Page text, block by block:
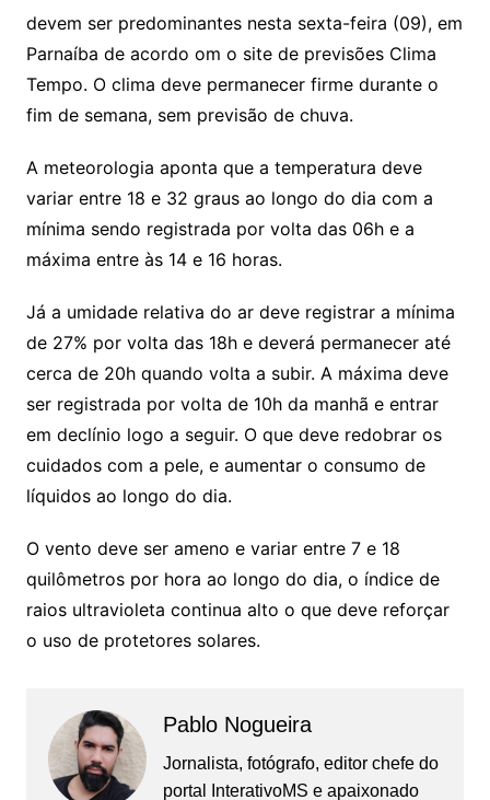
devem ser predominantes nesta sexta-feira (09), em
Parnaíba de acordo om o site de previsões Clima
Tempo. O clima deve permanecer firme durante o
fim de semana, sem previsão de chuva.
A meteorologia aponta que a temperatura deve
variar entre 18 e 32 graus ao longo do dia com a
mínima sendo registrada por volta das 06h e a
máxima entre às 14 e 16 horas.
Já a umidade relativa do ar deve registrar a mínima
de 27% por volta das 18h e deverá permanecer até
cerca de 20h quando volta a subir. A máxima deve
ser registrada por volta de 10h da manhã e entrar
em declínio logo a seguir. O que deve redobrar os
cuidados com a pele, e aumentar o consumo de
líquidos ao longo do dia.
O vento deve ser ameno e variar entre 7 e 18
quilômetros por hora ao longo do dia, o índice de
raios ultravioleta continua alto o que deve reforçar
o uso de protetores solares.
Pablo Nogueira
Jornalista, fotógrafo, editor chefe do
portal InterativoMS e apaixonado